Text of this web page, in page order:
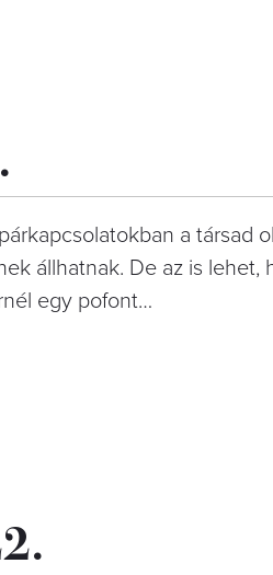
a társad
állhatnak. De az is
egy pofont…